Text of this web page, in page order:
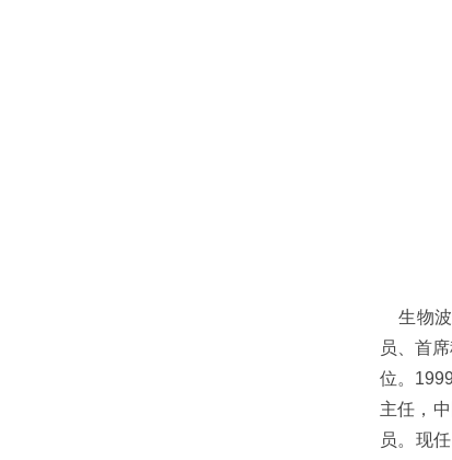
生物波
员、首
位。
主任，
员。现